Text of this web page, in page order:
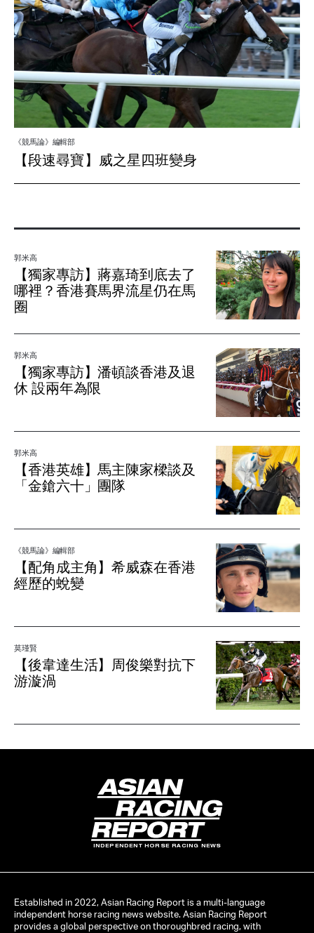
《競馬論》編輯部
【段速尋寶】威之星四班變身
郭米高
【獨家專訪】蔣嘉琦到底去了
哪裡？香港賽馬界流星仍在馬
圈
郭米高
【獨家專訪】潘頓談香港及退
休 設兩年為限
郭米高
【香港英雄】馬主陳家樑談及
「金鎗六十」團隊
《競馬論》編輯部
【配角成主角】希威森在香港
經歷的蛻變
莫瑾賢
【後韋達生活】周俊樂對抗下
游漩渦
INDEPENDENT HORSE RACING NEWS
Established in 2022, Asian Racing Report is a multi-language
independent horse racing news website. Asian Racing Report
provides a global perspective on thoroughbred racing, with